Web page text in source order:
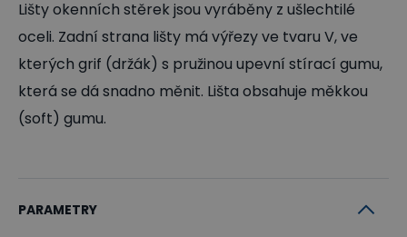
Lišty okenních stěrek jsou vyráběny z ušlechtilé
oceli. Zadní strana lišty má výřezy ve tvaru V, ve
kterých grif (držák) s pružinou upevní stírací gumu,
která se dá snadno měnit. Lišta obsahuje měkkou
(soft) gumu.
PARAMETRY